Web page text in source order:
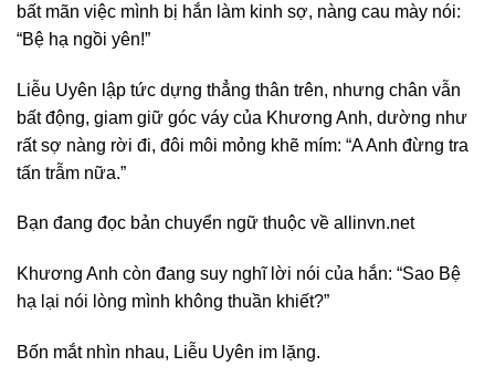
bất mãn việc mình bị hắn làm kinh sợ, nàng cau mày nói:
“Bệ hạ ngồi yên!”
Liễu Uyên lập tức dựng thẳng thân trên, nhưng chân vẫn
bất động, giam giữ góc váy của Khương Anh, dường như
rất sợ nàng rời đi, đôi môi mỏng khẽ mím: “A Anh đừng tra
tấn trẫm nữa.”
Bạn đang đọc bản chuyển ngữ thuộc về allinvn.net
Khương Anh còn đang suy nghĩ lời nói của hắn: “Sao Bệ
hạ lại nói lòng mình không thuần khiết?”
Bốn mắt nhìn nhau, Liễu Uyên im lặng.